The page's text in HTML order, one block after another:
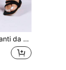
vacanze al mare, appuntamenti, feste serali, damigelle d'onore, matrimoni e varie occasioni formali